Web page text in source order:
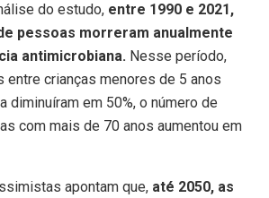
do estudo, entre 1990 e 2021,
pessoas morreram anualmente
antimicrobiana. Nesse período,
entre crianças menores de 5 anos
diminuíram em 50%, o número de
com mais de 70 anos aumentou em
apontam que, até 2050, as